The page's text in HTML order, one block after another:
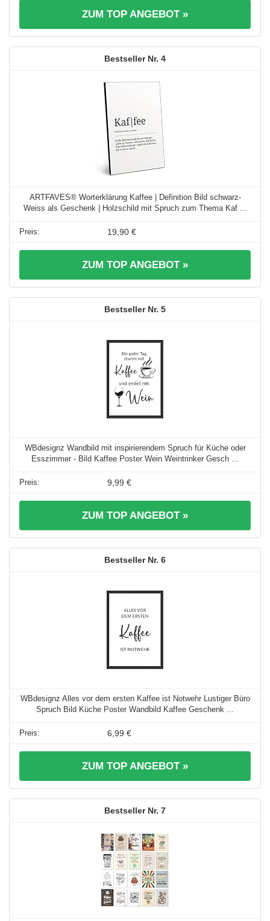
ZUM TOP ANGEBOT »
4
ARTFAVES® Worterklärung Kaffee | Definition Bild schwarz-
Weiss als Geschenk | Holzschild mit Spruch zum Thema Kaf ...
19,90 €
ZUM TOP ANGEBOT »
5
WBdesignz Wandbild mit inspirierendem Spruch für Küche oder
Esszimmer - Bild Kaffee Poster Wein Weintrinker Gesch ...
9,99 €
ZUM TOP ANGEBOT »
6
WBdesignz Alles vor dem ersten Kaffee ist Notwehr Lustiger Büro
Spruch Bild Küche Poster Wandbild Kaffee Geschenk ...
6,99 €
ZUM TOP ANGEBOT »
7